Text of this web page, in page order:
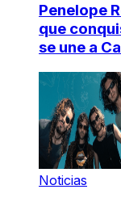
Penelope
que
se une a
Noticias